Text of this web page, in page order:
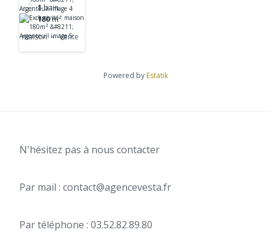
1bain
180m²
maison
Vente
Powered by Estatik
N'hésitez pas à nous contacter
Par mail : contact@agencevesta.fr
Par téléphone : 03.52.82.89.80